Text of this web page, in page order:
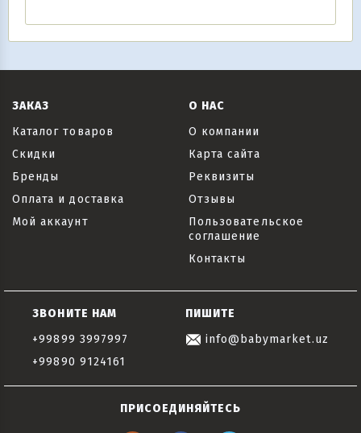
ЗАКАЗ
Каталог товаров
Скидки
Бренды
Оплата и доставка
Мой аккаунт
О НАС
О компании
Карта сайта
Реквизиты
Отзывы
Пользовательское
соглашение
Контакты
ЗВОНИТЕ НАМ
+99899 3997997
+99890 9124161
ПИШИТЕ
info@babymarket.uz
ПРИСОЕДИНЯЙТЕСЬ